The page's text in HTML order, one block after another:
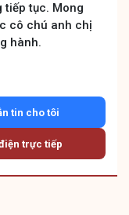
tiếp tục. Mong
cô chú anh chị
hành.
tin cho tôi
trực tiếp